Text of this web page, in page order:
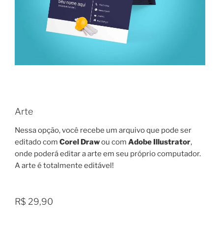
Arte
Nessa opção, você recebe um arquivo que pode ser
editado com Corel Drawou com Adobe Illustrator,
onde poderá editar a arte em seu próprio computador.
A arte é totalmente editável!
R$ 29,90